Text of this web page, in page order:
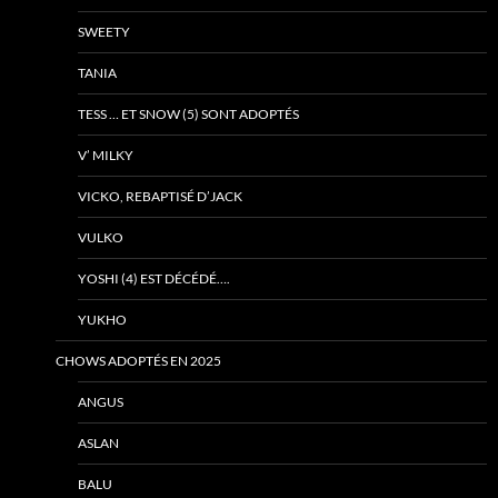
SWEETY
TANIA
TESS … ET SNOW (5) SONT ADOPTÉS
V’ MILKY
VICKO, REBAPTISÉ D’JACK
VULKO
YOSHI (4) EST DÉCÉDÉ….
YUKHO
CHOWS ADOPTÉS EN 2025
ANGUS
ASLAN
BALU